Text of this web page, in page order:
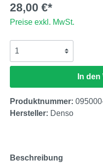
28,00 €*
Preise exkl. MwSt.
In
Produktnummer:
Hersteller: Denso
Beschreibung